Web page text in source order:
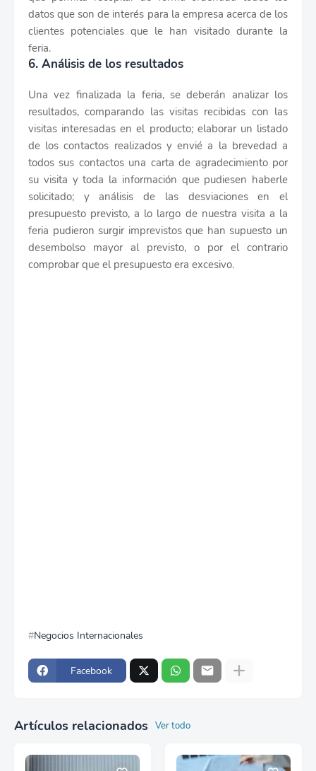
datos que son de interés para la empresa acerca de los
clientes potenciales que le han visitado durante la
feria.
6. Análisis de los resultados
Una vez finalizada la feria, se deberán analizar los
resultados, comparando las visitas recibidas con las
visitas interesadas en el producto; elaborar un listado
de los contactos realizados y envié a la brevedad a
todos sus contactos una carta de agradecimiento por
su visita y toda la información que pudiesen haberle
solicitado; y análisis de las desviaciones en el
presupuesto previsto, a lo largo de nuestra visita a la
feria pudieron surgir imprevistos que han supuesto un
desembolso mayor al previsto, o por el contrario
comprobar que el presupuesto era excesivo.
Negocios Internacionales
Facebook
Artículos relacionados Ver todo